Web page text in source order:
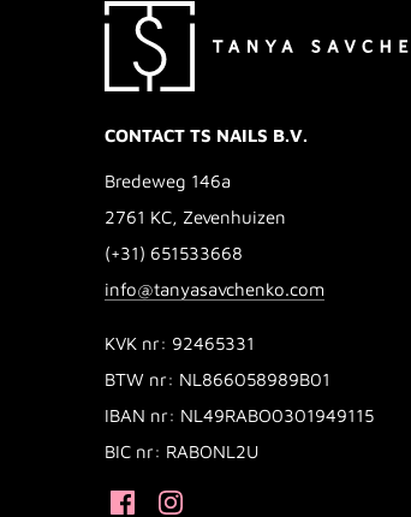
CONTACT TS NAILS B.V.
Bredeweg 146a
2761 KC, Zevenhuizen
(+31) 651533668
info@tanyasavchenko.com
KVK nr: 92465331
BTW nr: NL866058989B01
IBAN nr: NL49RABO0301949115
BIC nr: RABONL2U